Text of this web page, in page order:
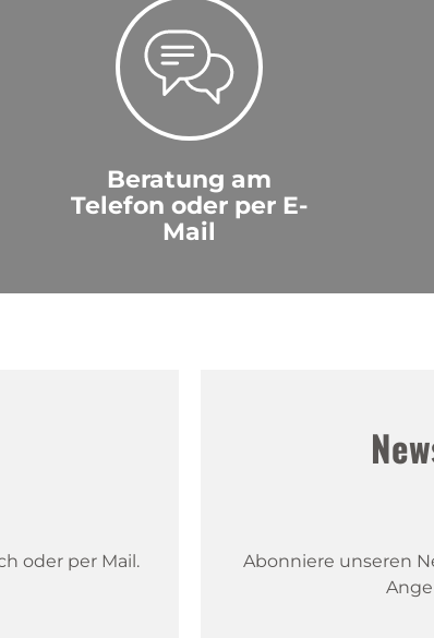
Beratung am
Telefon oder per E-
Mail
oder per Mail.
Abonniere unseren